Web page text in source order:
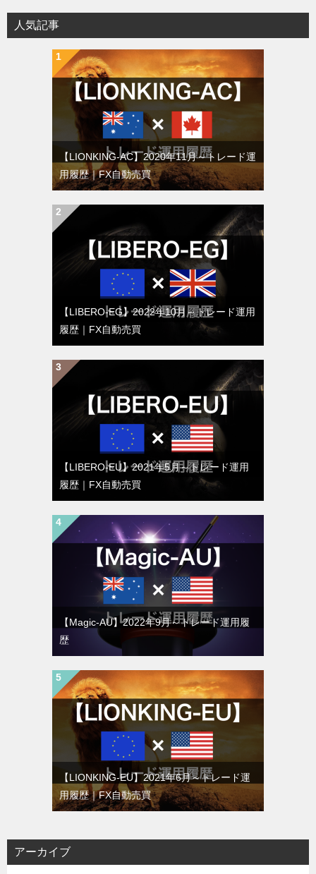
人気記事
【LIONKING-AC】2020年11月～トレード運
用履歴｜FX自動売買
【LIBERO-EG】2022年10月～トレード運用
履歴｜FX自動売買
【LIBERO-EU】2021年5月～トレード運用
履歴｜FX自動売買
【Magic-AU】2022年9月～トレード運用履
歴
【LIONKING-EU】2021年6月～トレード運
用履歴｜FX自動売買
アーカイブ